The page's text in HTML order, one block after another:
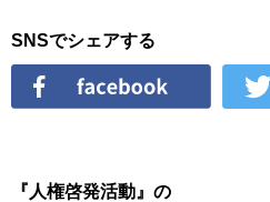
SNSでシェアする
『人権啓発活動』の